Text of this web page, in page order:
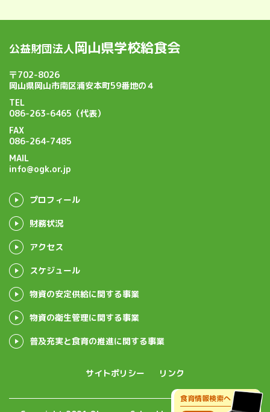
公益財団法人岡山県学校給食会
〒702-8026
岡山県岡山市南区浦安本町59番地の４
TEL
086-263-6465（代表）
FAX
086-264-7485
MAIL
info@ogk.or.jp
プロフィール
財務状況
アクセス
スケジュール
物資の安定供給に関する事業
物資の衛生管理に関する事業
普及充実と食育の推進に関する事業
サイトポリシー リンク
食育情報検索へ